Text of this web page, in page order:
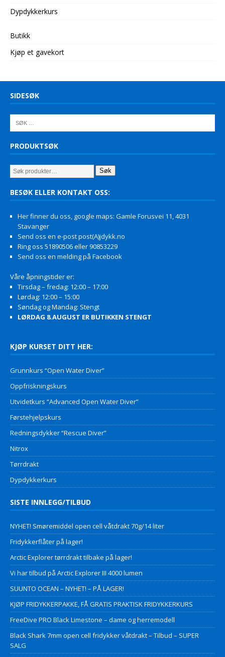
Dypdykkerkurs
Butikk
Kjøp et gavekort
SIDESØK
PRODUKTSØK
Søk
BESØK ELLER KONTAKT OSS:
Her finner du oss, google maps: Gamle Forusvei 11, 4031
Stavanger
Send oss en e-post post(A)jdykk.no
Ring oss 51890506 eller 90853229
Send oss en melding på Facebook
Våre åpningstider er:
Tirsdag – fredag: 12:00 – 17:00
Lørdag: 12:00 – 15:00
Søndag og Mandag: Stengt
LØRDAG 8.AUGUST ER BUTIKKEN STENGT
KJØP KURSET DITT HER:
Grunnkurs “Open Water Diver”
Oppfriskningskurs
Utvidetkurs “Advanced Open Water Diver”
Førstehjelpskurs
Redningsdykker “Rescue Diver”
Nitrox
Tørrdrakt
Dypdykkerkurs
SISTE INNLEGG/TILBUD
NYHET! Smøremiddel open cell våtdrakt 70g/14 liter
Fridykkerflåter på lager!
Arctic Explorer tørrdrakt tilbake på lager!
Vi har tilbud på Arctic Explorer III 4000 lumen
SUUNTO OCEAN – NYHET! – PÅ LAGER!
KJØP FRIDYKKERPAKKE, FÅ GRATIS PRAKTISK FRIDYKKERKURS
FreeDive PRO Black Limestone – dame og herremodell
Black Shark 7mm open cell fridykker våtdrakt – Tilbud – SUPER
SALG